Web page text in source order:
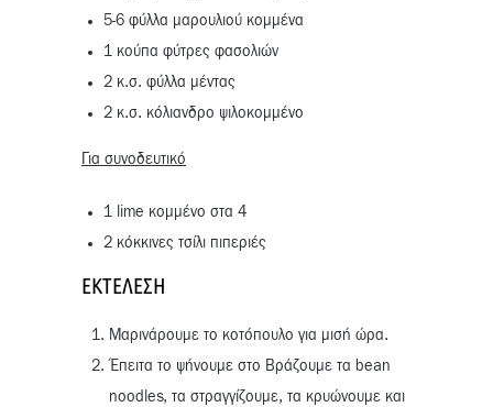
5-6 φύλλα μαρουλιού κομμένα
1 κούπα φύτρες φασολιών
2 κ.σ. φύλλα μέντας
2 κ.σ. κόλιανδρο ψιλοκομμένο
Για συνοδευτικό
1 lime κομμένο στα 4
2 κόκκινες τσίλι πιπεριές
ΕΚΤΈΛΕΣΗ
Μαρινάρουμε το κοτόπουλο για μισή ώρα.
Έπειτα το ψήνουμε στο Βράζουμε τα bean
noodles, τα στραγγίζουμε, τα κρυώνουμε και